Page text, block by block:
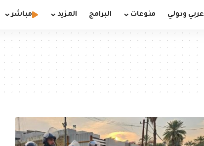
عربي ودولي منوعات البرامج المزيد مباشر